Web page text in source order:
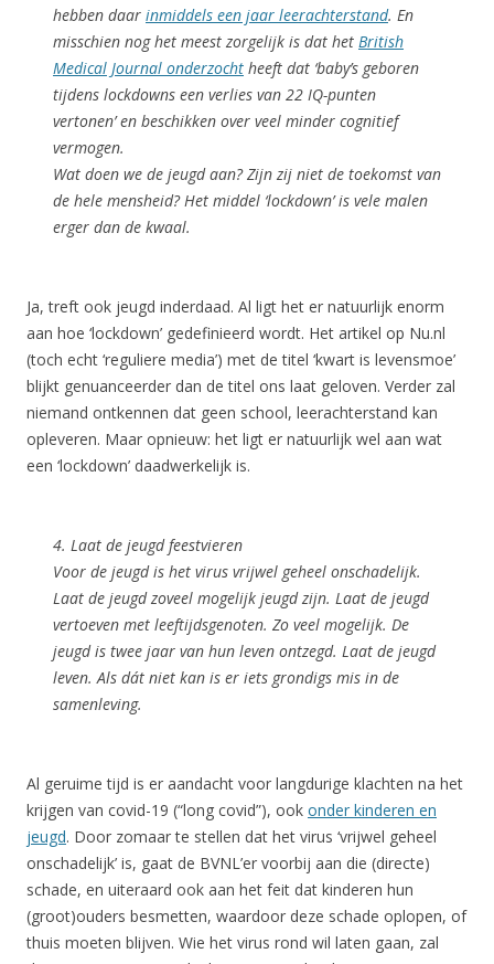
hebben daar inmiddels een jaar leerachterstand. En
misschien nog het meest zorgelijk is dat het British
Medical Journal onderzocht heeft dat ‘baby’s geboren
tijdens lockdowns een verlies van 22 IQ-punten
vertonen’ en beschikken over veel minder cognitief
vermogen.
Wat doen we de jeugd aan? Zijn zij niet de toekomst van
de hele mensheid? Het middel ‘lockdown’ is vele malen
erger dan de kwaal.
Ja, treft ook jeugd inderdaad. Al ligt het er natuurlijk enorm
aan hoe ‘lockdown’ gedefinieerd wordt. Het artikel op Nu.nl
(toch echt ‘reguliere media’) met de titel ‘kwart is levensmoe’
blijkt genuanceerder dan de titel ons laat geloven. Verder zal
niemand ontkennen dat geen school, leerachterstand kan
opleveren. Maar opnieuw: het ligt er natuurlijk wel aan wat
een ‘lockdown’ daadwerkelijk is.
4. Laat de jeugd feestvieren
Voor de jeugd is het virus vrijwel geheel onschadelijk.
Laat de jeugd zoveel mogelijk jeugd zijn. Laat de jeugd
vertoeven met leeftijdsgenoten. Zo veel mogelijk. De
jeugd is twee jaar van hun leven ontzegd. Laat de jeugd
leven. Als dát niet kan is er iets grondigs mis in de
samenleving.
Al geruime tijd is er aandacht voor langdurige klachten na het
krijgen van covid-19 (“long covid”), ook onder kinderen en
jeugd. Door zomaar te stellen dat het virus ‘vrijwel geheel
onschadelijk’ is, gaat de BVNL’er voorbij aan die (directe)
schade, en uiteraard ook aan het feit dat kinderen hun
(groot)ouders besmetten, waardoor deze schade oplopen, of
thuis moeten blijven. Wie het virus rond wil laten gaan, zal